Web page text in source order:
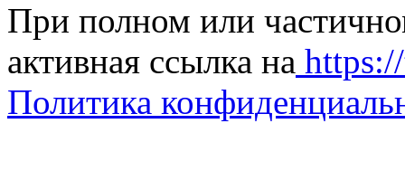
При полном или
активная ссылка на
Политика